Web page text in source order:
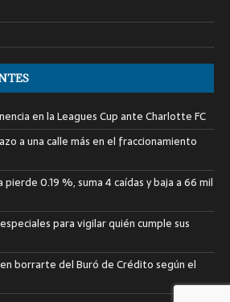
en la Leagues Cup ante Charlotte FC
a una calle más en el fraccionamiento
pierde 0.19 %, suma 4 caídas y baja a 66 mil
para vigilar quién cumple sus
borrarte del Buró de Crédito según el